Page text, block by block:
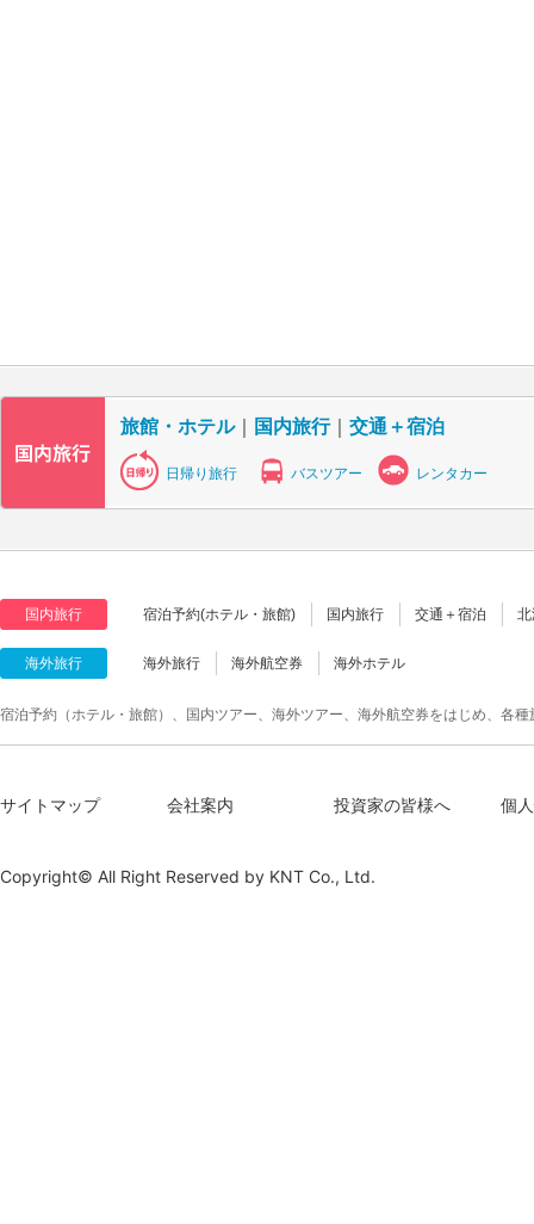
旅館・ホテル｜ 国内旅行｜ 交通＋宿泊
日帰り旅行 バスツアー レンタカー
国内旅行 宿泊予約(ホテル・旅館) 国内旅行 交通＋宿泊
海外旅行 海外旅行 海外航空券 海外ホテル
宿泊予約（ホテル・旅館）、国内ツアー、海外ツアー、海外航空券をはじめ、各
サイトマップ 会社案内 投資家の皆様へ 個
Copyright© All Right Reserved by KNT Co., Ltd.